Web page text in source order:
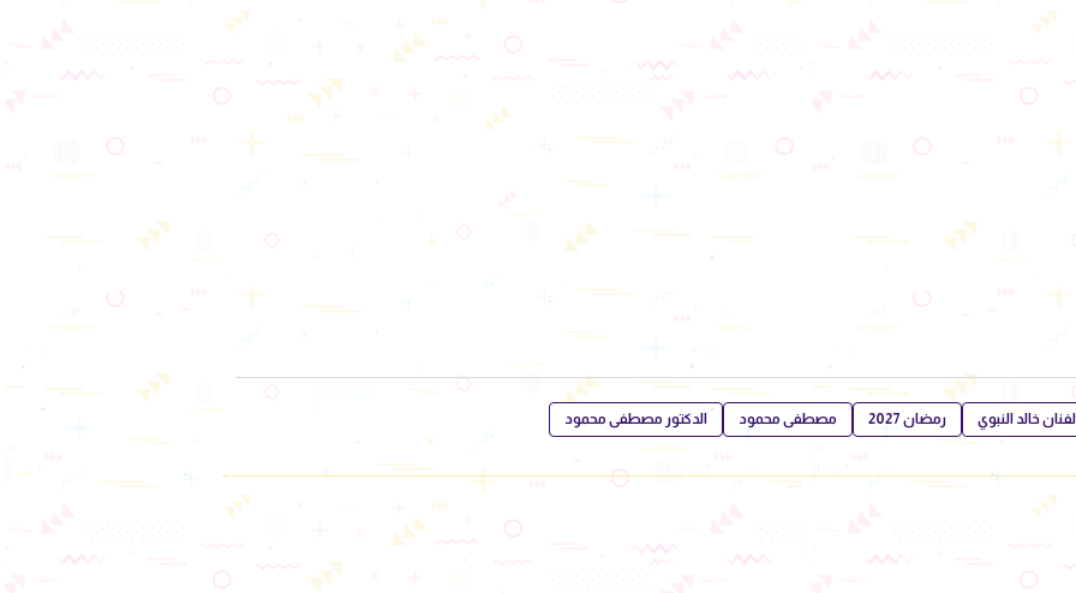
خالد النبوي رمضان 2027 مصطفى محمود الدكتور مصطفى محمود